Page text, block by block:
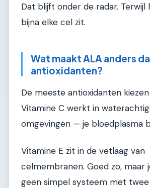
Dat blijft onder de radar. Terwijl
bijna elke cel zit.
Wat maakt ALA anders
antioxidanten?
De meeste antioxidanten
Vitamine C werkt in
omgevingen — je bloedplasma
Vitamine E zit in de vetlaag van
celmembranen. Goed zo, maar
geen simpel systeem met twee